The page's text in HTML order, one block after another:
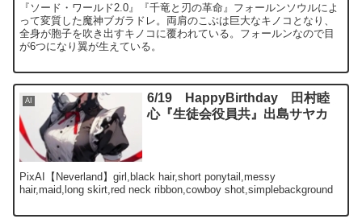
『ソード・ワールド2.0』『千竜と刃の革命』フォールンソウルによ
って変質した魔神ブガラドレ。両肩のこぶは巨大なキノコとなり、
全身が胞子を吹き出すキノコに覆われている。フォールンなので目
が6つになり翼が生えている。
AI
6/19 HappyBirthday 田村睦
心『生徒会役員共』出島サヤカ
PixAI【Neverland】girl,black hair,short ponytail,messy
hair,maid,long skirt,red neck ribbon,cowboy shot,simplebackground